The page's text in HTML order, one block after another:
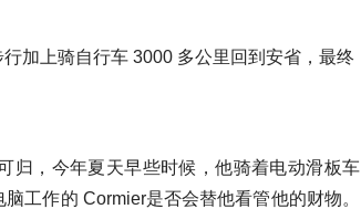
加上骑自行车 3000 多公里回到安省，最终
归，今年夏天早些时候，他骑着电动滑板车
工作的 Cormier是否会替他看管他的财物。